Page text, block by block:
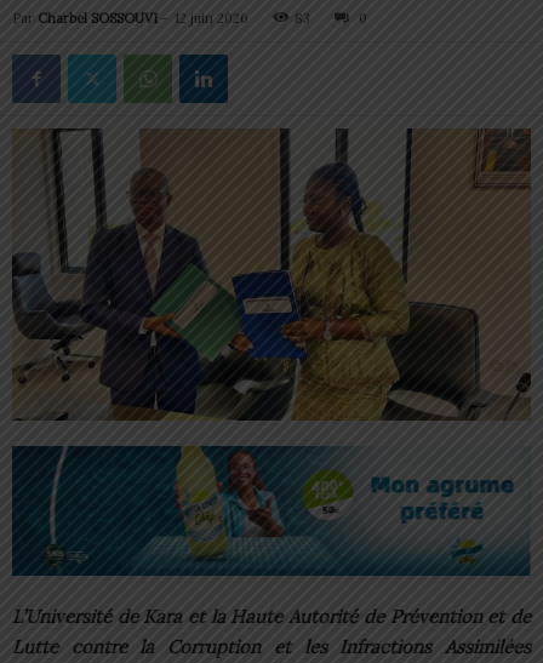
Par Charbel SOSSOUVI - 12 juin 2026 83 0
L’Université de Kara et la Haute Autorité de Prévention et de
Lutte contre la Corruption et les Infractions Assimilées